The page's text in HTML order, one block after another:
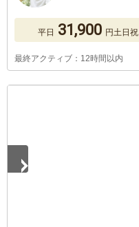
平日 31,900 円土日祝
最終アクティブ：12時間以内